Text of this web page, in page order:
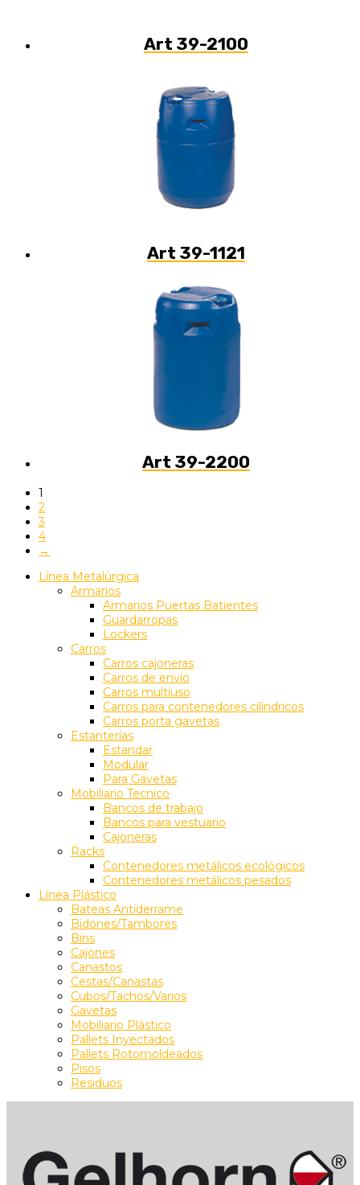
Art 39-2100
Art 39-1121
Art 39-2200
1
2
3
4
→
Línea Metalúrgica
Armarios
Armarios Puertas Batientes
Guardarropas
Lockers
Carros
Carros cajoneras
Carros de envío
Carros multiuso
Carros para contenedores cilíndricos
Carros porta gavetas
Estanterías
Estandar
Modular
Para Gavetas
Mobiliario Tecnico
Bancos de trabajo
Bancos para vestuario
Cajoneras
Racks
Contenedores metálicos ecológicos
Contenedores metálicos pesados
Línea Plástico
Bateas Antiderrame
Bidones/Tambores
Bins
Cajones
Canastos
Cestas/Canastas
Cubos/Tachos/Varios
Gavetas
Mobiliario Plástico
Pallets Inyectados
Pallets Rotomoldeados
Pisos
Residuos